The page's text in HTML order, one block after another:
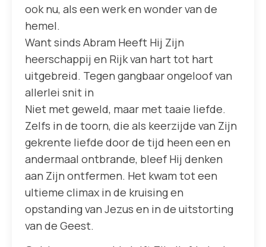
ook nu, als een werk en wonder van de
hemel.
Want sinds Abram Heeft Hij Zijn
heerschappij en Rijk van hart tot hart
uitgebreid. Tegen gangbaar ongeloof van
allerlei snit in
Niet met geweld, maar met taaie liefde.
Zelfs in de toorn, die als keerzijde van Zijn
gekrente liefde door de tijd heen een en
andermaal ontbrande, bleef Hij denken
aan Zijn ontfermen. Het kwam tot een
ultieme climax in de kruising en
opstanding van Jezus en in de uitstorting
van de Geest.